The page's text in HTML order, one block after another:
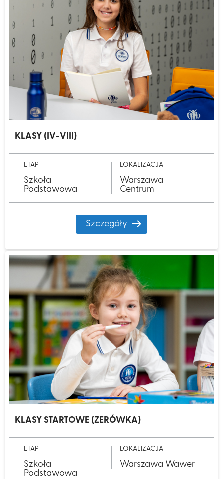
KLASY (IV-VIII)
ETAP
Szkoła
Podstawowa
LOKALIZACJA
Warszawa
Centrum
Szczegóły
KLASY STARTOWE (ZERÓWKA)
ETAP
Szkoła
Podstawowa
LOKALIZACJA
Warszawa Wawer